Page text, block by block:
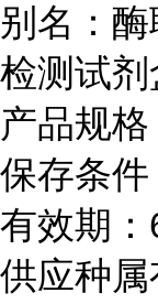
别名：
检测试剂
产品规
保存条
有效期：
供应种